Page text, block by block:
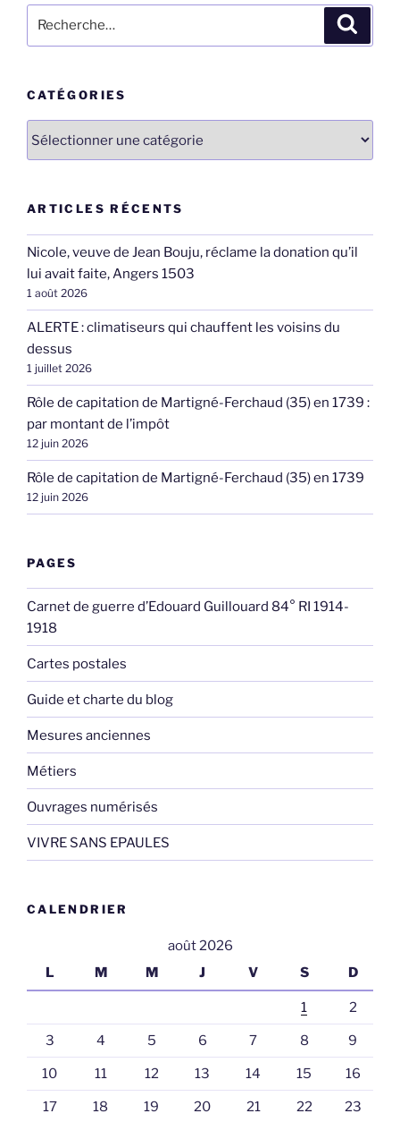
pour
CATÉGORIES
ARTICLES RÉCENTS
Nicole, veuve de Jean Bouju, réclame la donation qu’il
lui avait faite, Angers 1503
1 août 2026
ALERTE : climatiseurs qui chauffent les voisins du
dessus
1 juillet 2026
Rôle de capitation de Martigné-Ferchaud (35) en 1739 :
par montant de l’impôt
12 juin 2026
Rôle de capitation de Martigné-Ferchaud (35) en 1739
12 juin 2026
PAGES
Carnet de guerre d’Edouard Guillouard 84° RI 1914-
1918
Cartes postales
Guide et charte du blog
Mesures anciennes
Métiers
Ouvrages numérisés
VIVRE SANS EPAULES
CALENDRIER
août 2026
L
M M J V S D
1 2
3 4 5 6 7 8 9
10 11 12 13 14 15 16
17 18 19 20 21 22 23